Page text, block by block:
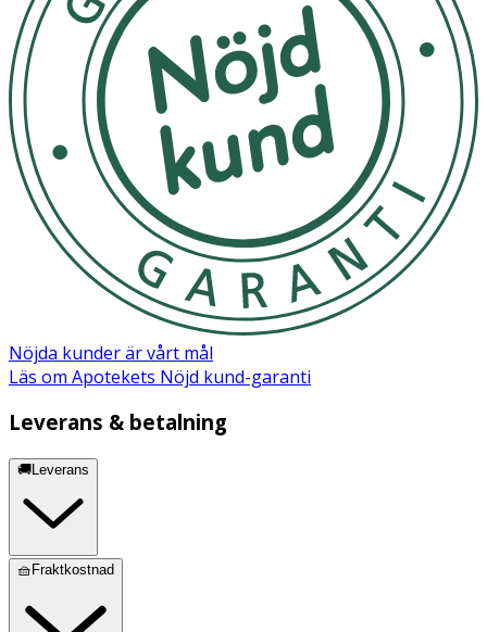
Nöjda kunder är vårt mål
Läs om Apotekets Nöjd kund-garanti
Leverans & betalning
🚚Leverans
🧺Fraktkostnad